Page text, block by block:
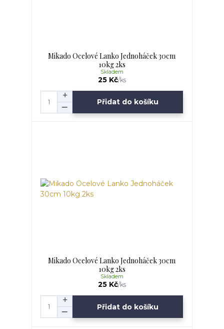
Mikado Ocelové Lanko Jednoháček 30cm
10kg 2ks
25 Kč/ks
Skladem
Přidat do košíku
Mikado Ocelové Lanko Jednoháček 30cm
10kg 2ks
25 Kč/ks
Skladem
Přidat do košíku